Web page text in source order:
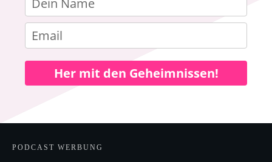
Her mit den Geheimnissen!
PODCAST WERBUNG